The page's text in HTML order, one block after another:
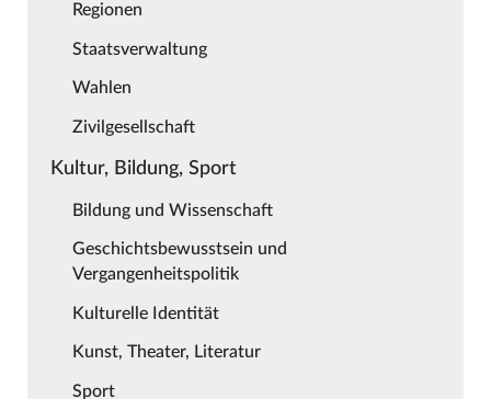
Regionen
Staatsverwaltung
Wahlen
Zivilgesellschaft
Kultur, Bildung, Sport
Bildung und Wissenschaft
Geschichtsbewusstsein und
Vergangenheitspolitik
Kulturelle Identität
Kunst, Theater, Literatur
Sport